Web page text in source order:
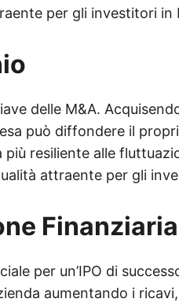
per gli investitori in
delle M&A.
può diffondere il
più resiliente alle
attraente per gli
Finanziaria
per un’IPO di
aumentando i